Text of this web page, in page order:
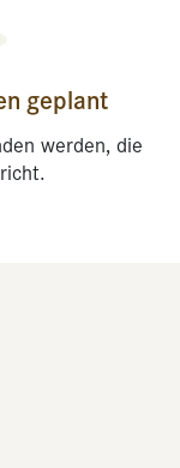
geplant
werden, die